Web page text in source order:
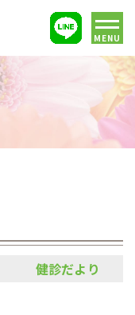
MENU
健診だより